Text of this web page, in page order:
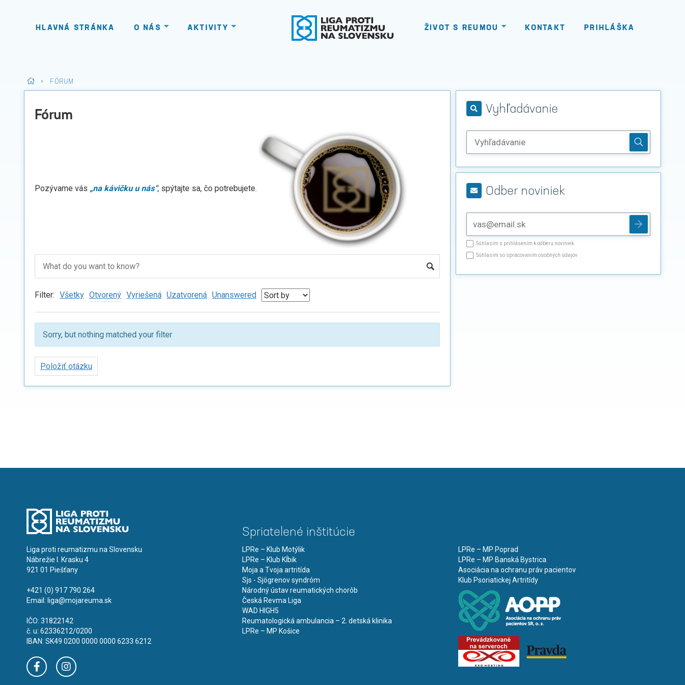
HLAVNÁ STRÁNKA O NÁS AKTIVITY ŽIVOT S REUMOU KONTAKT PRIHLÁŠKA
> FÓRUM
Fórum
Pozývame vás „na kávičku u nás“, spýtajte sa, čo potrebujete.
Filter: Všetky Otvorený Vyriešená Uzatvorená Unanswered
Sorry, but nothing matched your filter
Položiť otázku
Vyhľadávanie
Odber noviniek
Súhlasím s prihlásením k odberu noviniek
Súhlasím so spracovaním osobných údajov
Liga proti reumatizmu na Slovensku
Nábrežie I. Krasku 4
921 01 Piešťany
+421 (0) 917 790 264
Email: liga@mojareuma.sk
IČO: 31822142
č. u: 62336212/0200
IBAN: SK49 0200 0000 0000 6233 6212
Spriatelené inštitúcie
LPRe – Klub Motýlik
LPRe – Klub Kĺbik
Moja a Tvoja artritída
Sjs - Sjögrenov syndróm
Národný ústav reumatických chorôb
Česká Revma Liga
WAD HIGH5
Reumatologická ambulancia – 2. detská klinika
LPRe – MP Košice
LPRe – MP Poprad
LPRe – MP Banská Bystrica
Asociácia na ochranu práv pacientov
Klub Psoriatickej Artritídy